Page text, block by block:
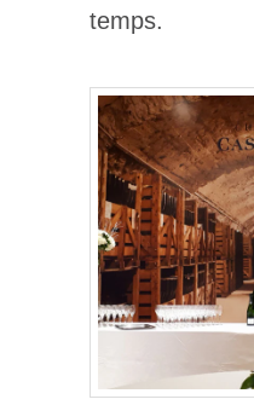
temps.